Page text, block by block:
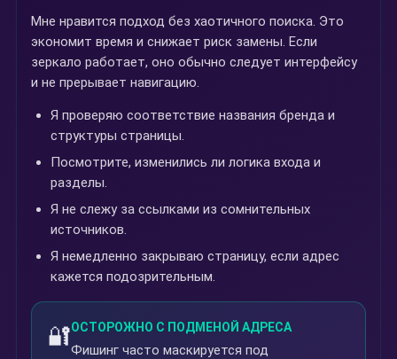
Мне нравится подход без хаотичного поиска. Это
экономит время и снижает риск замены. Если
зеркало работает, оно обычно следует интерфейсу
и не прерывает навигацию.
Я проверяю соответствие названия бренда и
структуры страницы.
Посмотрите, изменились ли логика входа и
разделы.
Я не слежу за ссылками из сомнительных
источников.
Я немедленно закрываю страницу, если адрес
кажется подозрительным.
🔐ОСТОРОЖНО С ПОДМЕНОЙ АДРЕСА
Фишинг часто маскируется под